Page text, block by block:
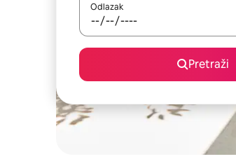
Odlazak
Pretraži